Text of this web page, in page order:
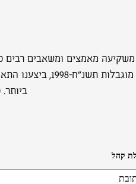
מאמצים ומשאבים רבים
זכויות לאנשים
קהל